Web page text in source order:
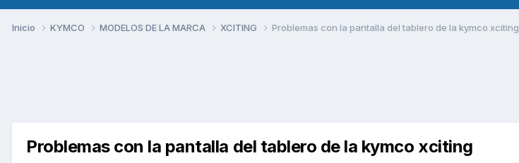
Inicio KYMCO MODELOS DE LA MARCA XCITING Problemas con la pantalla del tablero de la kymco xciting
Problemas con la pantalla del tablero de la kymco xciting